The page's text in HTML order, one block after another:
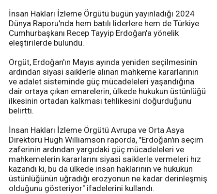
İnsan Hakları İzleme Örgütü bugün yayınladığı 2024
Dünya Raporu'nda hem batılı liderlere hem de Türkiye
Cumhurbaşkanı Recep Tayyip Erdoğan'a yönelik
eleştirilerde bulundu.
Örgüt, Erdoğan'ın Mayıs ayında yeniden seçilmesinin
ardından siyasi saiklerle alınan mahkeme kararlarının
ve adalet sisteminde güç mücadeleleri yaşandığına
dair ortaya çıkan emarelerin, ülkede hukukun üstünlüğü
ilkesinin ortadan kalkması tehlikesini doğurduğunu
belirtti.
İnsan Hakları İzleme Örgütü Avrupa ve Orta Asya
Direktörü Hugh Williamson raporda, "Erdoğan'ın seçim
zaferinin ardından yargıdaki güç mücadeleleri ve
mahkemelerin kararlarını siyasi saiklerle vermeleri hız
kazandı ki, bu da ülkede insan haklarının ve hukukun
üstünlüğünün uğradığı erozyonun ne kadar derinleşmiş
olduğunu gösteriyor" ifadelerini kullandı.